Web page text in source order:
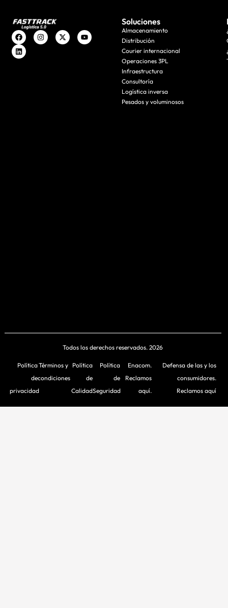
Soluciones
Almacenamiento
Distribución
Courier internacional
Operaciones 3PL
Infraestructura
Consultoría
Logística inversa
Pesados y voluminosos
Todos los derechos reservados. 2026
Política
de
privacidad
Términos y
condiciones
Política
de
Calidad
Política
de
Seguridad
Enacom.
Reclamos
aquí.
Defensa de las y los
consumidores.
Reclamos aquí